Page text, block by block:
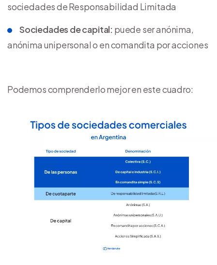
sociedades de Responsabilidad Limitada
Sociedades de capital: puede ser anónima,
anónima unipersonal o en comandita por acciones
Podemos comprenderlo mejor en este cuadro: